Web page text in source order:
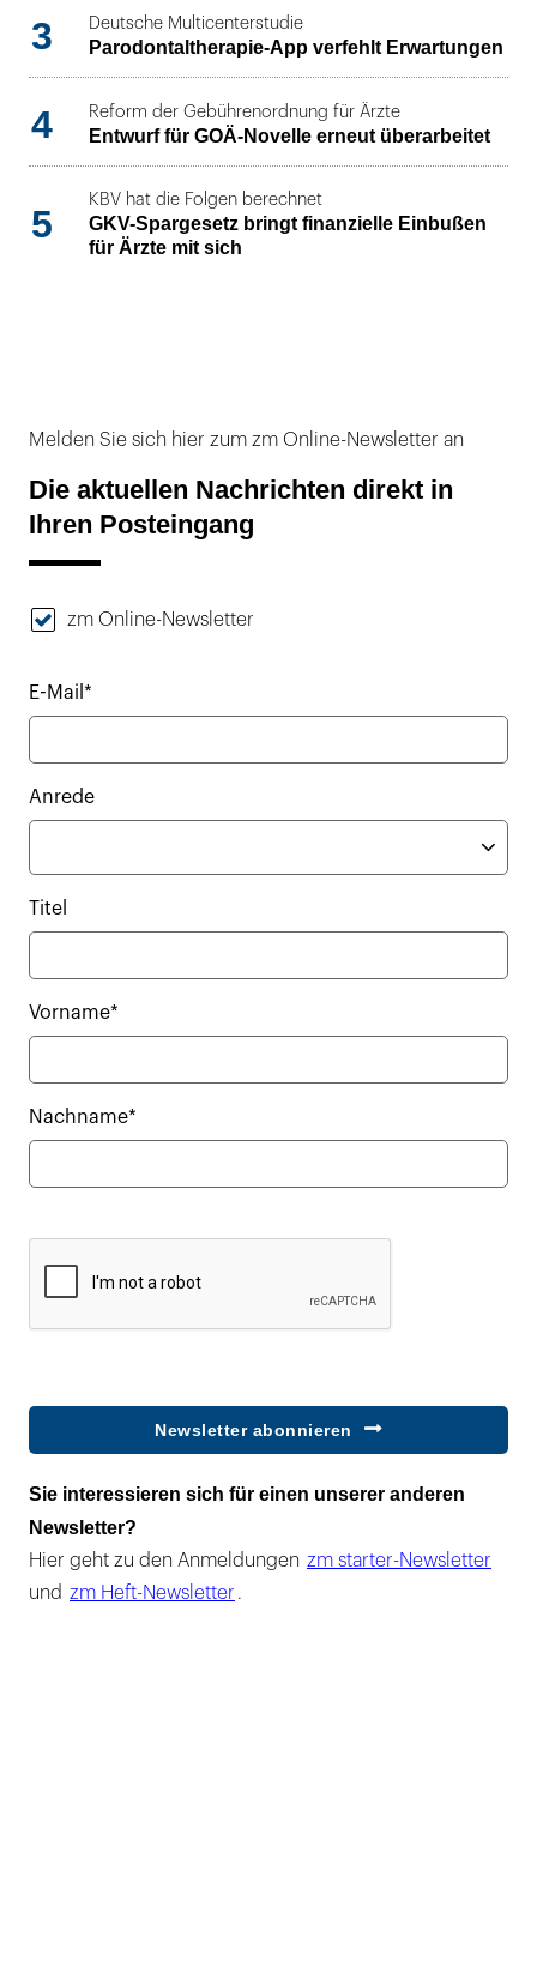
3 Deutsche Multicenterstudie
Parodontaltherapie-App verfehlt Erwartungen
4 Reform der Gebührenordnung für Ärzte
Entwurf für GOÄ-Novelle erneut überarbeitet
5
KBV hat die Folgen berechnet
GKV-Spargesetz bringt finanzielle Einbußen
für Ärzte mit sich
Melden Sie sich hier zum zm Online-Newsletter an
Die aktuellen Nachrichten direkt in
Ihren Posteingang
zm Online-Newsletter
E-Mail*
Anrede
Titel
Vorname*
Nachname*
Newsletter abonnieren
Sie interessieren sich für einen unserer anderen
Newsletter?
Hier geht zu den Anmeldungen zm starter-Newsletter
und zm Heft-Newsletter .